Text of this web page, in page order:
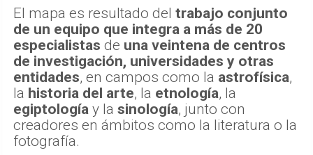
El mapa es resultado del trabajo conjunto
de un equipo que integra a más de 20
especialistas de una veintena de centros
de investigación, universidades y otras
entidades, en campos como la astrofísica,
la historia del arte, la etnología, la
egiptología y la sinología, junto con
creadores en ámbitos como la literatura o la
fotografía.